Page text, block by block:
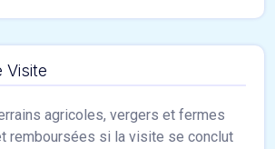
Visite
agricoles, vergers et fermes
remboursées si la visite se conclut